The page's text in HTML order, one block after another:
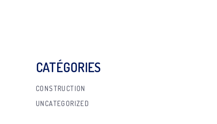
CATÉGORIES
CONSTRUCTION
UNCATEGORIZED